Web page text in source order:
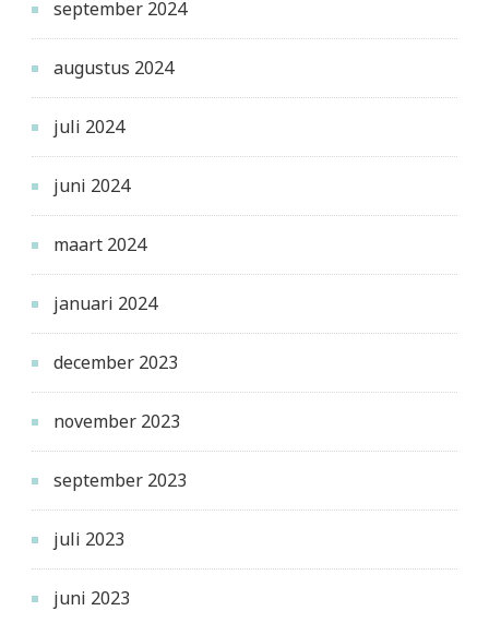
september 2024
augustus 2024
juli 2024
juni 2024
maart 2024
januari 2024
december 2023
november 2023
september 2023
juli 2023
juni 2023